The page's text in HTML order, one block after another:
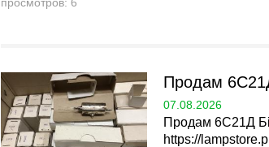
просмотров: 6
Продам
07.08.2026
Продам 6С21Д
https://